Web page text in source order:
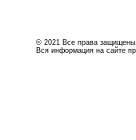
© 2021 Все права
Вся информация на сайте